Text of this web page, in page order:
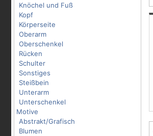
Knöchel und Fuß
Kopf
Körperseite
Oberarm
Oberschenkel
Rücken
Schulter
Sonstiges
Steißbein
Unterarm
Unterschenkel
Motive
Abstrakt/Grafisch
Blumen